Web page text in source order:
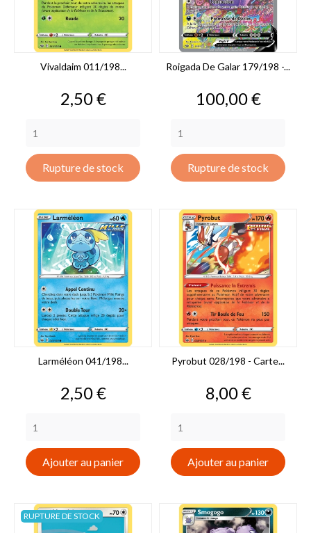
Vivaldaim 011/198...
Prix
2,50 €
Rupture de stock
Roigada De Galar 179/198 -...
Prix
100,00 €
Rupture de stock
Larméléon 041/198...
Prix
2,50 €
Ajouter au panier
Pyrobut 028/198 - Carte...
Prix
8,00 €
Ajouter au panier
RUPTURE DE STOCK